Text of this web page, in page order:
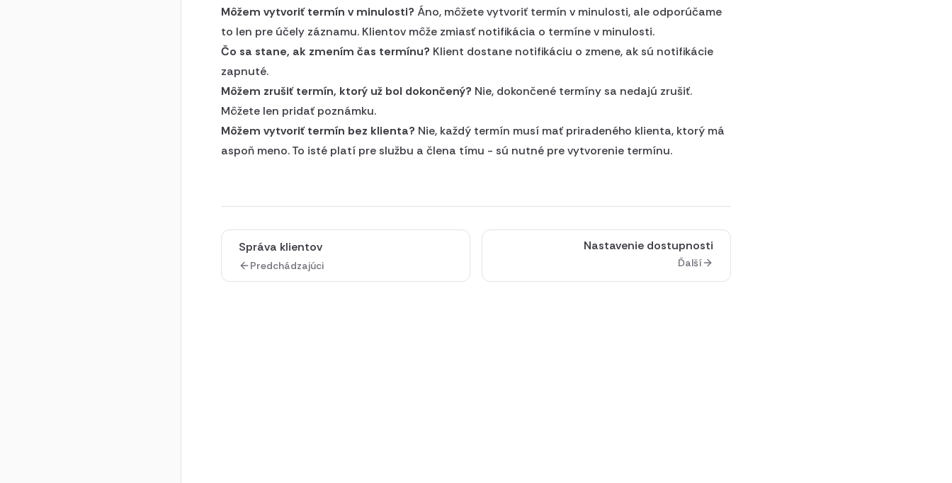
Môžem vytvoriť termín v minulosti? Áno, môžete vytvoriť termín v minulosti, ale odporúčame
to len pre účely záznamu. Klientov môže zmiasť notifikácia o termíne v minulosti.
Čo sa stane, ak zmením čas termínu? Klient dostane notifikáciu o zmene, ak sú notifikácie
zapnuté.
Môžem zrušiť termín, ktorý už bol dokončený? Nie, dokončené termíny sa nedajú zrušiť.
Môžete len pridať poznámku.
Môžem vytvoriť termín bez klienta? Nie, každý termín musí mať priradeného klienta, ktorý má
aspoň meno. To isté platí pre službu a člena tímu - sú nutné pre vytvorenie termínu.
Správa klientov
Predchádzajúci
Nastavenie dostupnosti
Ďalší